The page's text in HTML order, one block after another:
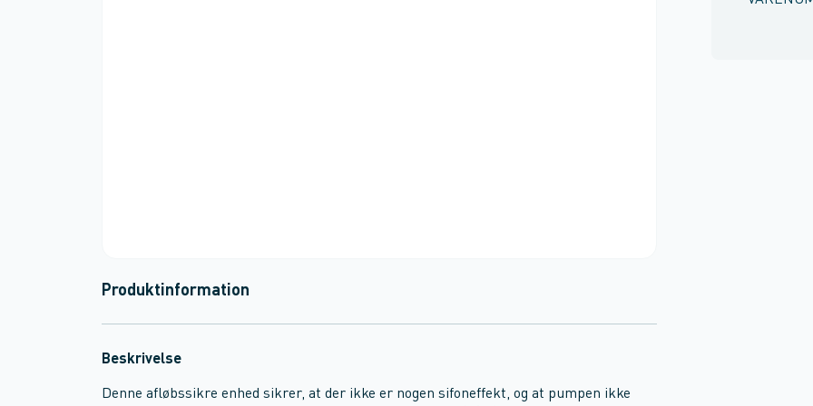
Produktinformation
Beskrivelse
Denne afløbssikre enhed sikrer, at der ikke er nogen sifoneffekt, og at pumpen ikke